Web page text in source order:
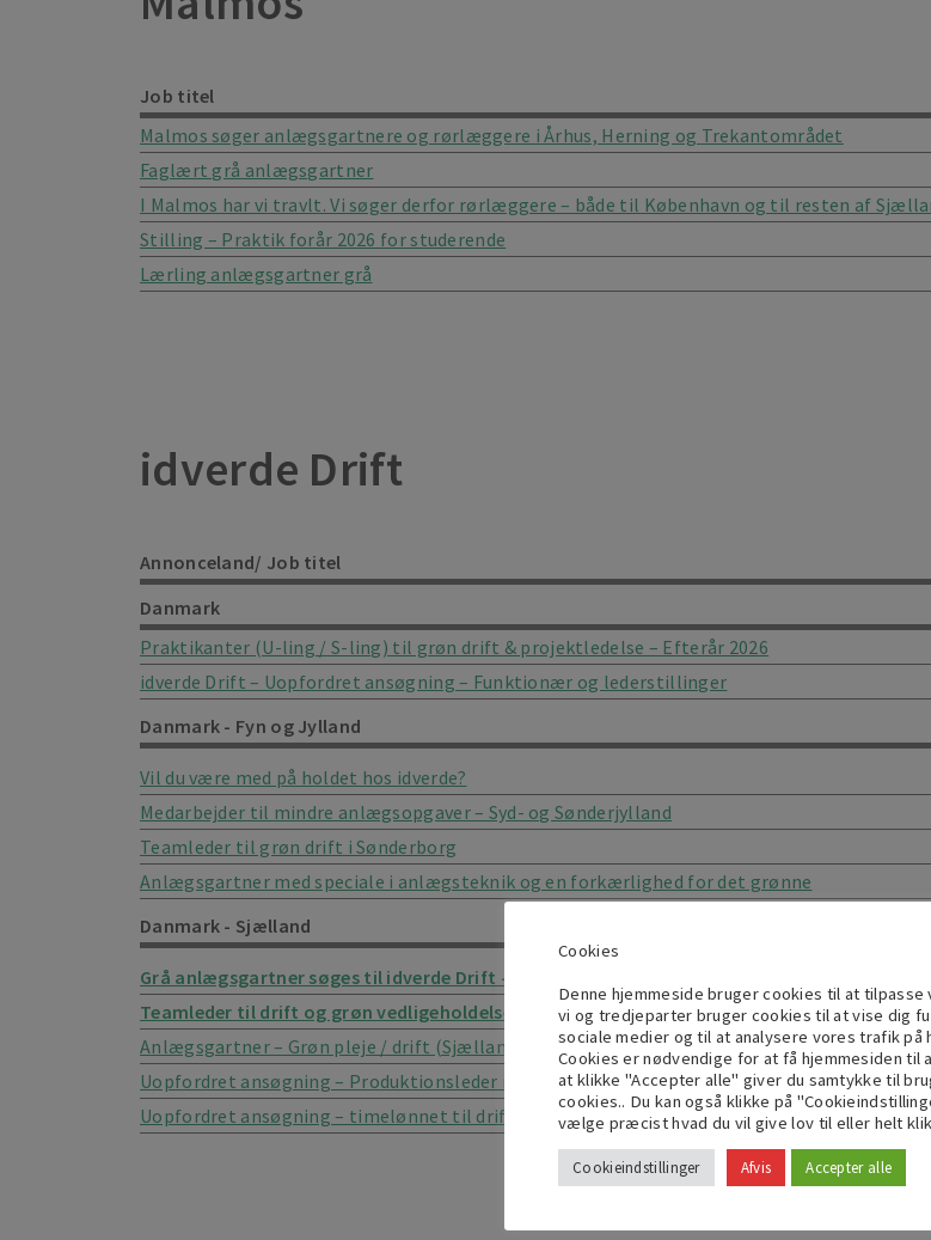
Job titel
Malmos søger anlægsgartnere og rørlæggere i Århus, Herning og Trekantområdet
Faglært grå anlægsgartner
I Malmos har vi travlt. Vi søger derfor rørlæggere – både til København og til resten af
Stilling – Praktik forår 2026 for studerende
Lærling anlægsgartner grå
idverde Drift
Annonceland/ Job titel
Danmark
Praktikanter (U-ling / S-ling) til grøn drift & projektledelse – Efterår 2026
idverde Drift – Uopfordret ansøgning – Funktionær og lederstillinger
Danmark - Fyn og Jylland
Vil du være med på holdet hos idverde?
Medarbejder til mindre anlægsopgaver – Syd- og Sønderjylland
Teamleder til grøn drift i Sønderborg
Anlægsgartner med speciale i anlægsteknik og en forkærlighed for det grønne
Danmark - Sjælland
Grå anlægsgartner søges til idverde Drift – Hele Sjælland
Teamleder til drift og grøn vedligeholdelse – Ørestad
Anlægsgartner – Grøn pleje / drift (Sjælland, primært Nordsjælland og Storkøbenhavn)
Uopfordret ansøgning – Produktionsleder m/k til idverdes driftsforretning på Sjælland
Uopfordret ansøgning – timelønnet til drift på Sjælland
Cookies
Denne hjemmeside bruger cookies til at tilpasse
vi og tredjeparter bruger cookies til at vise dig
sociale medier og til at analysere vores trafik på
Cookies er nødvendige for at få hjemmesiden til
at klikke "Accepter alle" giver du samtykke til
cookies.. Du kan også klikke på
vælge præcist hvad du vil give lov til eller helt
Cookieindstillinger Afvis Accepter alle